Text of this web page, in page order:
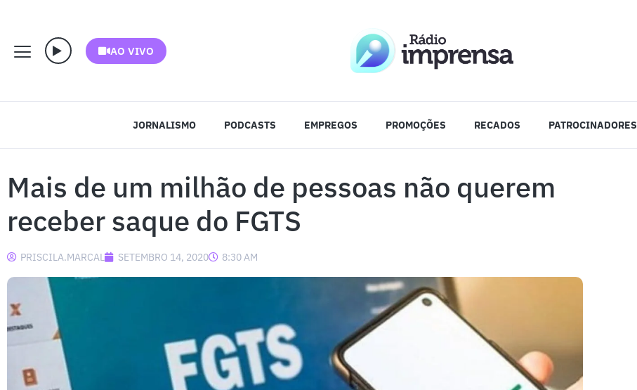
AO VIVO
JORNALISMO PODCASTS EMPREGOS PROMOÇÕES RECADOS PATROCINADORES
Mais de um milhão de pessoas não querem
receber saque do FGTS
PRISCILA.MARCAL SETEMBRO 14, 2020 8:30 AM